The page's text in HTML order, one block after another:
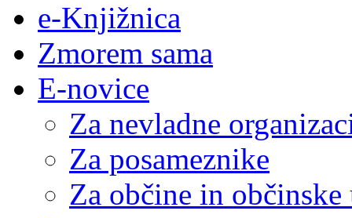
e-Knjižnica
Zmorem sama
E-novice
Za nevladne
Za posameznike
Za občine in občinske